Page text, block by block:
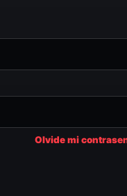
Olvide mi